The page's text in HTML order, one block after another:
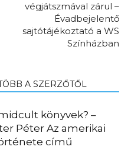
végjátszmával zárul –
Évadbejelentő
sajtótájékoztató a WS
Színházban
A SZERZŐTŐL
könyvek? –
Péter Az amerikai
című